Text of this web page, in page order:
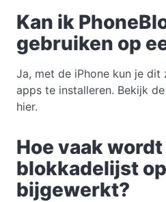
Kan ik
gebruiken op
Ja, met de iPhone kun je
apps te installeren. Bekijk de
hier.
Hoe vaak wordt
blokkadelijst
bijgewerkt?